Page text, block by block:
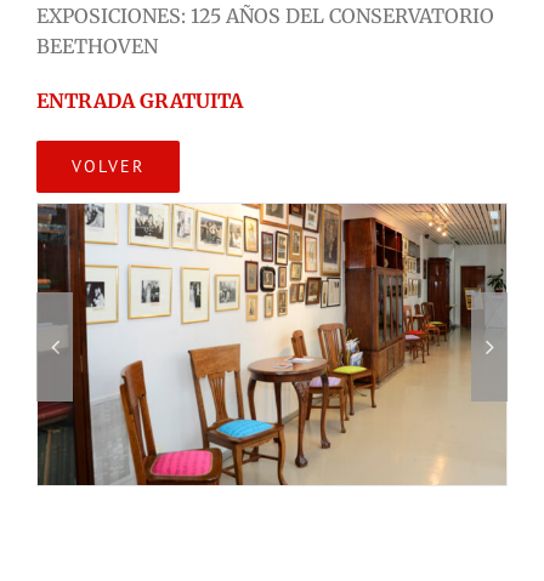
EXPOSICIONES: 125 AÑOS DEL CONSERVATORIO
BEETHOVEN
ENTRADA GRATUITA
VOLVER